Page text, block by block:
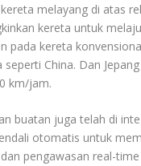
melayang di atas
kereta untuk
pada kereta
seperti China. Dan
km/jam.
buatan juga telah di
otomatis untuk
pengawasan real-